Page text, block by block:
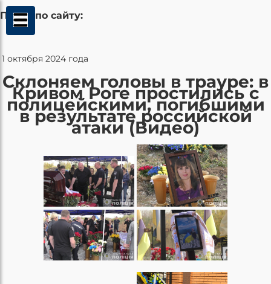
Поиск по сайту:
1 октября 2024 года
Склоняем головы в трауре: в
Кривом Роге простились с
полицейскими, погибшими
в результате российской
атаки (Видео)